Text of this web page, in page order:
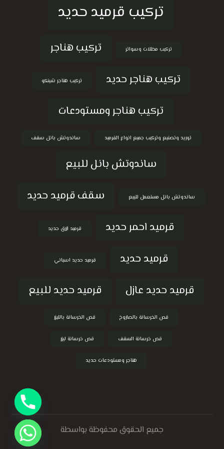
تركيب قرميد حديد
تركيب مظلات وسواتر
تركيب هناجر
تركيب هناجر حديد
تركيب هناجر شينكو
تركيب هناجر ومستودعات
توريد وتصنيع وتركيب جميع انواع القرميد ساندوتش بانل سقف
ساندوتش بانل للبيع
ساندوتش بانل مستعمل للبيع
سقف قرميد حديد
قرميد احمر حديد
قرميد ازرق حديد
قرميد حديد قرميد حديد اسباني
قرميد حديد عازل قرميد حديد للبيع
قص الخرسانة بالصاروخ قص الخرسانة بالليزر
قص خرسانة السقف قص خرسانة ليزر
هناجر ومستودعات حديد
جميع الحقوق محفوظة بواسطة